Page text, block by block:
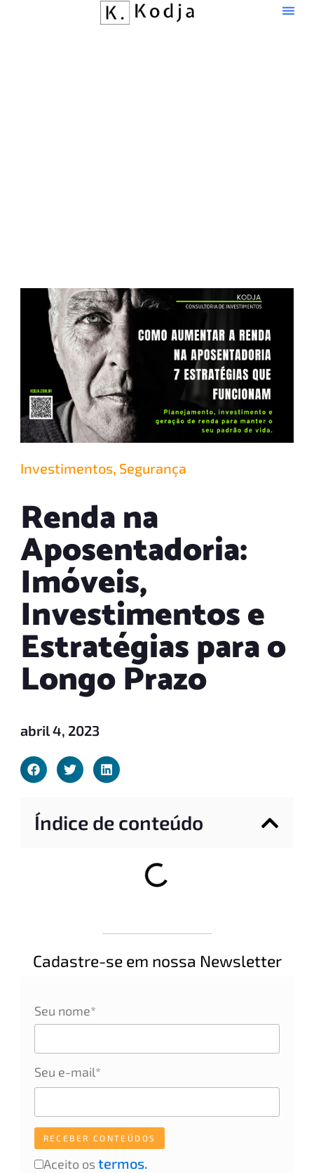
Investimentos, Segurança
Renda na
Aposentadoria:
Imóveis,
Investimentos e
Estratégias para o
Longo Prazo
abril 4, 2023
Índice de conteúdo
Cadastre-se em nossa Newsletter
Seu nome*
Seu e-mail*
Aceito ostermos.